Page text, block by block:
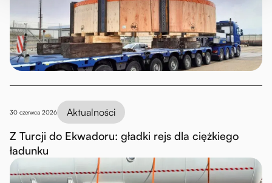
30 czerwca 2026 Aktualności
Z Turcji do Ekwadoru: gładki rejs dla ciężkiego
ładunku